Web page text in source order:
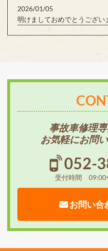
2026/01/05
明けましておめでとうござい
事故車修理
お気軽にお問
052-
受付時間 09:00
お問い合